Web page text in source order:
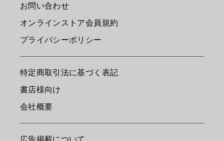
お問い合わせ
オンラインストア会員規約
プライバシーポリシー
特定商取引法に基づく表記
書店様向け
会社概要
広告掲載について